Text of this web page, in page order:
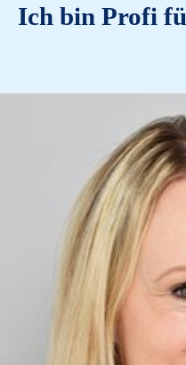
Ich bin Profi